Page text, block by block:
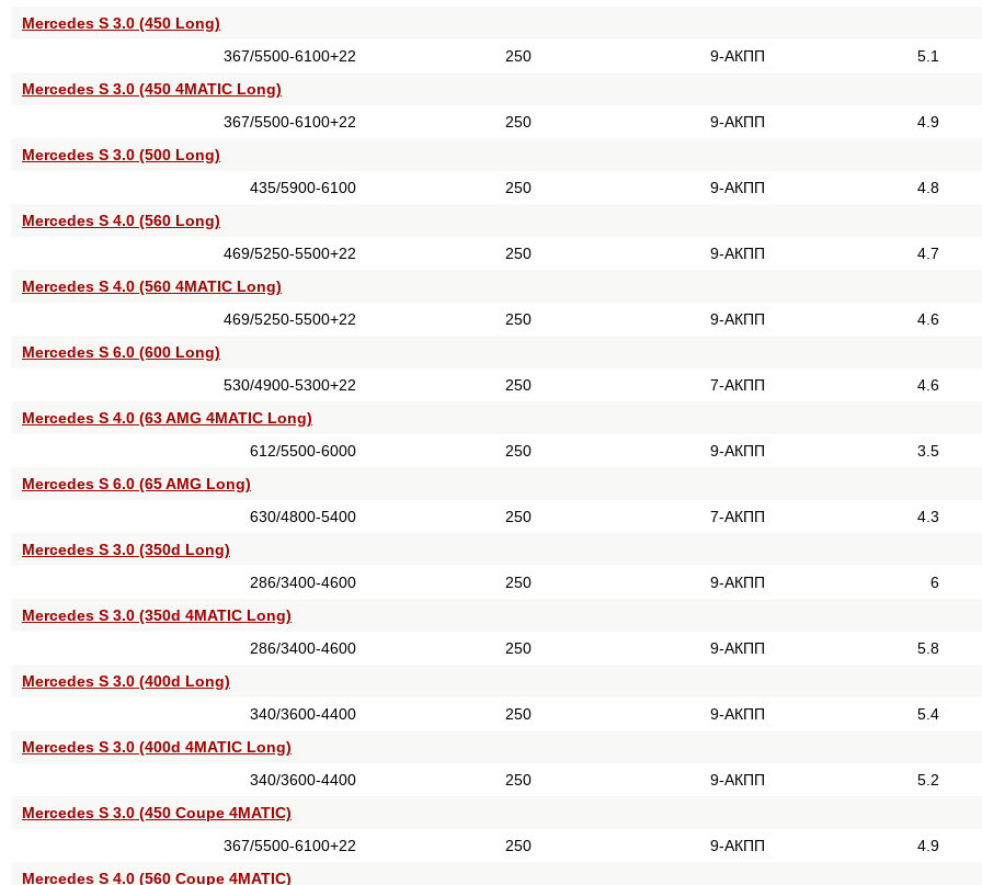
Mercedes S 3.0 (450 Long)
367/5500-6100+22
250 9-АКПП 5.1
Mercedes S 3.0 (450 4MATIC Long)
367/5500-6100+22
250 9-АКПП 4.9
Mercedes S 3.0 (500 Long)
435/5900-6100
250 9-АКПП 4.8
Mercedes S 4.0 (560 Long)
469/5250-5500+22
250 9-АКПП 4.7
Mercedes S 4.0 (560 4MATIC Long)
469/5250-5500+22
250 9-АКПП 4.6
Mercedes S 6.0 (600 Long)
530/4900-5300+22
250 7-АКПП 4.6
Mercedes S 4.0 (63 AMG 4MATIC Long)
612/5500-6000
250 9-АКПП 3.5
Mercedes S 6.0 (65 AMG Long)
630/4800-5400
250 7-АКПП 4.3
Mercedes S 3.0 (350d Long)
286/3400-4600
250 9-АКПП 6
Mercedes S 3.0 (350d 4MATIC Long)
286/3400-4600
250 9-АКПП 5.8
Mercedes S 3.0 (400d Long)
340/3600-4400
250 9-АКПП 5.4
Mercedes S 3.0 (400d 4MATIC Long)
340/3600-4400
250 9-АКПП 5.2
Mercedes S 3.0 (450 Coupe 4MATIC)
367/5500-6100+22
250 9-АКПП 4.9
Mercedes S 4.0 (560 Coupe 4MATIC)